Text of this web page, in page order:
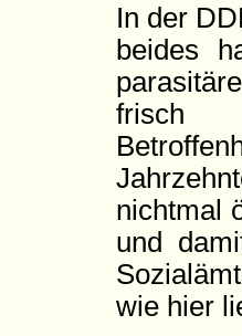
In der
beides
frisch
nichtmal
und
wie hier